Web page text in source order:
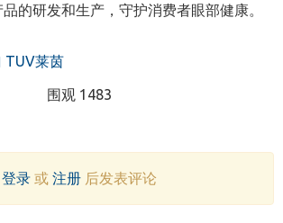
的研发和生产，守护消费者眼部健康。
TUV莱茵
围观 1483
登录或 注册后发表评论